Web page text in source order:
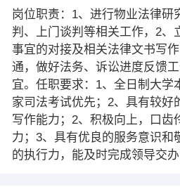
岗位职责：1、进行物业法律研
判、上门谈判等相关工作，2、
事宜的对接及相关法律文书写
通，做好法务、诉讼进度反馈
宜。任职要求：1、全日制大学
家司法考试优先；2、具有较好
写作能力；2、积极向上，口齿
力；3、具有优良的服务意识和
的执行力，能及时完成领导交办